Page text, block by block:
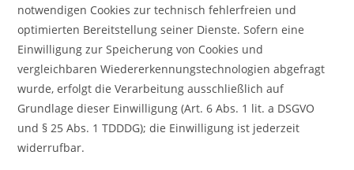
notwendigen Cookies zur technisch fehlerfreien und
optimierten Bereitstellung seiner Dienste. Sofern eine
Einwilligung zur Speicherung von Cookies und
vergleichbaren Wiedererkennungstechnologien abgefragt
wurde, erfolgt die Verarbeitung ausschließlich auf
Grundlage dieser Einwilligung (Art. 6 Abs. 1 lit. a DSGVO
und § 25 Abs. 1 TDDDG); die Einwilligung ist jederzeit
widerrufbar.